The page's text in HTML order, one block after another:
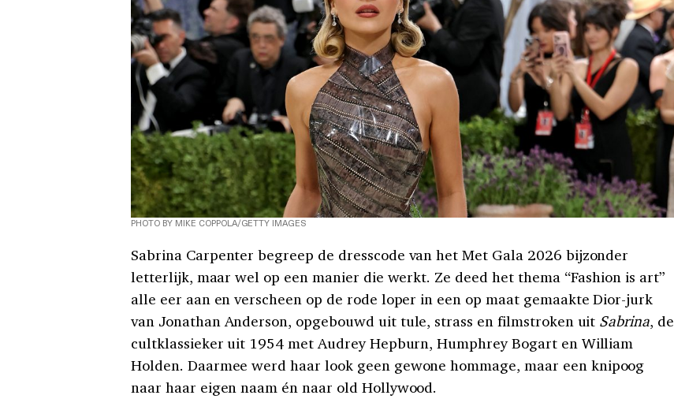
PHOTO BY MIKE COPPOLA/GETTY IMAGES
Sabrina Carpenter begreep de dresscode van het Met Gala 2026 bijzonder
letterlijk, maar wel op een manier die werkt. Ze deed het thema “Fashion is art”
alle eer aan en verscheen op de rode loper in een op maat gemaakte Dior-jurk
van Jonathan Anderson, opgebouwd uit tule, strass en filmstroken uit Sabrina, de
cultklassieker uit 1954 met Audrey Hepburn, Humphrey Bogart en William
Holden. Daarmee werd haar look geen gewone hommage, maar een knipoog
naar haar eigen naam én naar old Hollywood.